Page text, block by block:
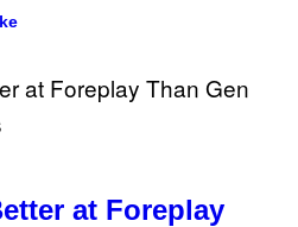
at Foreplay